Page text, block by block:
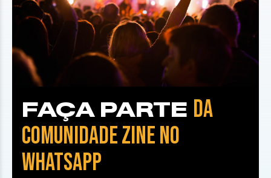
FAÇA PARTE DA
COMUNIDADE ZINE NO
WHATSAPP